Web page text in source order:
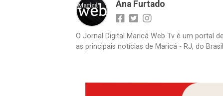
Ana Furtado
O Jornal Digital Maricá Web Tv é um portal
as principais notícias de Maricá - RJ, do